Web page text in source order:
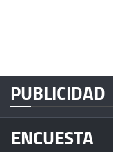
PUBLICIDAD
ENCUESTA